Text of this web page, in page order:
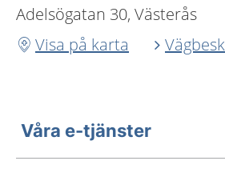
Adelsögatan 30, Västerås
Visa på karta
Våra e-tjänster